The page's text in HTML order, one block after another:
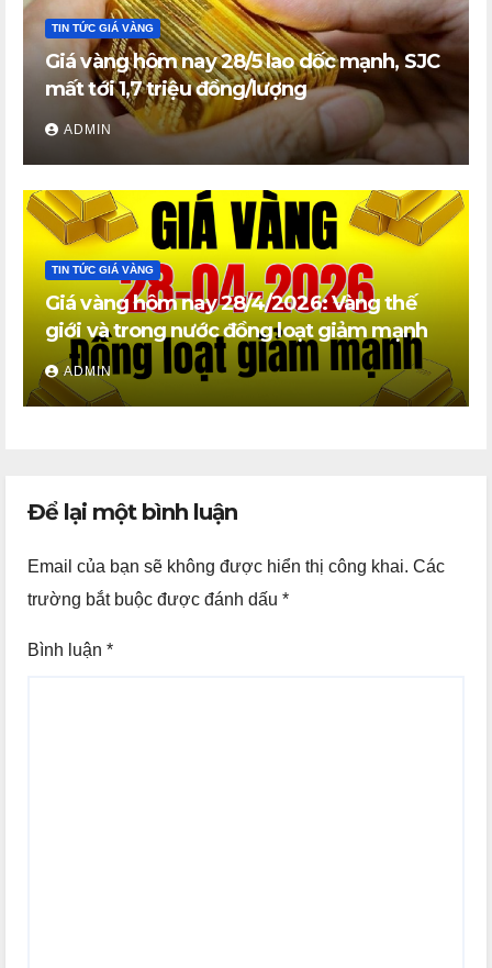
TIN TỨC GIÁ VÀNG
Giá vàng hôm nay 28/5 lao dốc mạnh, SJC
mất tới 1,7 triệu đồng/lượng
ADMIN
TIN TỨC GIÁ VÀNG
Giá vàng hôm nay 28/4/2026: Vàng thế
giới và trong nước đồng loạt giảm mạnh
ADMIN
Để lại một bình luận
Email của bạn sẽ không được hiển thị công khai. Các
trường bắt buộc được đánh dấu *
Bình luận *